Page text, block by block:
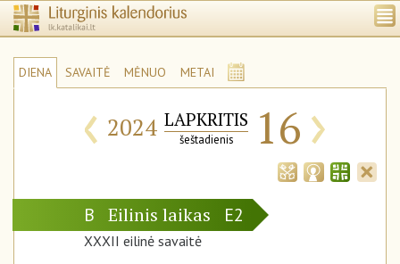
DIENA SAVAITĖ MĖNUO METAI
‹ 2024 LAPKRITIS
šeštadienis 16 ›
B Eilinis laikas E2
XXXII eilinė savaitė